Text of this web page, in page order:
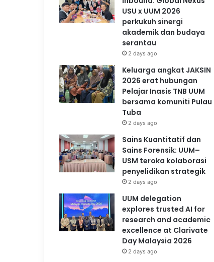
USU x UUM 2026
perkukuh sinergi
akademik dan budaya
serantau
2 days ago
Keluarga angkat JAKSIN
2026 erat hubungan
Pelajar Inasis TNB UUM
bersama komuniti Pulau
Tuba
2 days ago
Sains Kuantitatif dan
Sains Forensik: UUM–
USM teroka kolaborasi
penyelidikan strategik
2 days ago
UUM delegation
explores trusted AI for
research and academic
excellence at Clarivate
Day Malaysia 2026
2 days ago